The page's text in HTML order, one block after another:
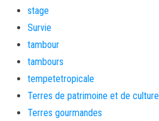
stage
Survie
tambour
tambours
tempetetropicale
Terres de patrimoine et de culture
Terres gourmandes